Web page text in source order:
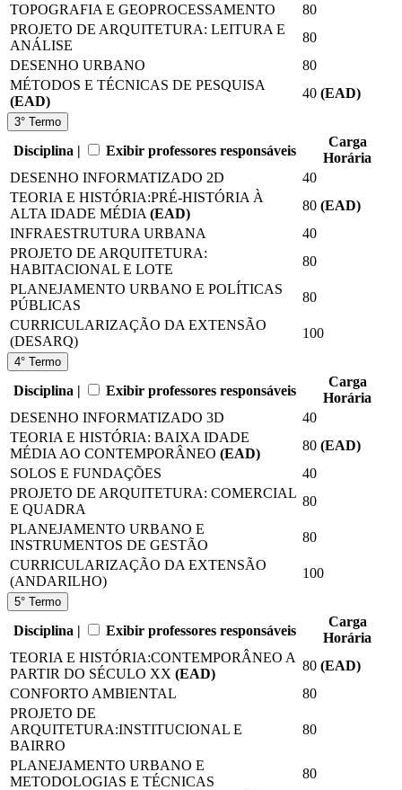
TOPOGRAFIA E GEOPROCESSAMENTO
80
PROJETO DE ARQUITETURA: LEITURA E
ANÁLISE
80
DESENHO URBANO
80
MÉTODOS E TÉCNICAS DE PESQUISA
(EAD)
40 (EAD)
3° Termo
Disciplina | Exibir professores responsáveis
Carga
Horária
DESENHO INFORMATIZADO 2D
40
TEORIA E HISTÓRIA:PRÉ-HISTÓRIA À
ALTA IDADE MÉDIA (EAD)
80 (EAD)
INFRAESTRUTURA URBANA
40
PROJETO DE ARQUITETURA:
HABITACIONAL E LOTE
80
PLANEJAMENTO URBANO E POLÍTICAS
PÚBLICAS
80
CURRICULARIZAÇÃO DA EXTENSÃO
(DESARQ)
100
4° Termo
Disciplina | Exibir professores responsáveis
Carga
Horária
DESENHO INFORMATIZADO 3D
40
TEORIA E HISTÓRIA: BAIXA IDADE
MÉDIA AO CONTEMPORÂNEO (EAD)
80 (EAD)
SOLOS E FUNDAÇÕES
40
PROJETO DE ARQUITETURA: COMERCIAL
E QUADRA
80
PLANEJAMENTO URBANO E
INSTRUMENTOS DE GESTÃO
80
CURRICULARIZAÇÃO DA EXTENSÃO
(ANDARILHO)
100
5° Termo
Disciplina | Exibir professores responsáveis
Carga
Horária
TEORIA E HISTÓRIA:CONTEMPORÂNEO A
PARTIR DO SÉCULO XX (EAD)
80 (EAD)
CONFORTO AMBIENTAL
80
PROJETO DE
ARQUITETURA:INSTITUCIONAL E
BAIRRO
80
PLANEJAMENTO URBANO E
METODOLOGIAS E TÉCNICAS
80